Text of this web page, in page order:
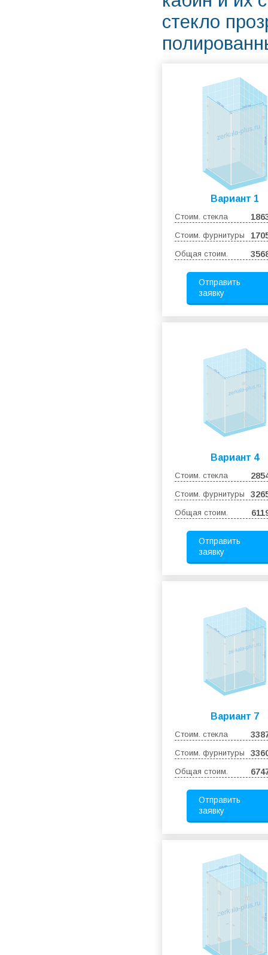
стекло
Вариант 1
Стоим. стекла
Стоим. фурнитуры
Общая стоим.
Отправить
заявку
Вариант 4
Стоим. стекла
Стоим. фурнитуры
Общая стоим.
Отправить
заявку
Вариант 7
Стоим. стекла
Стоим. фурнитуры
Общая стоим.
Отправить
заявку